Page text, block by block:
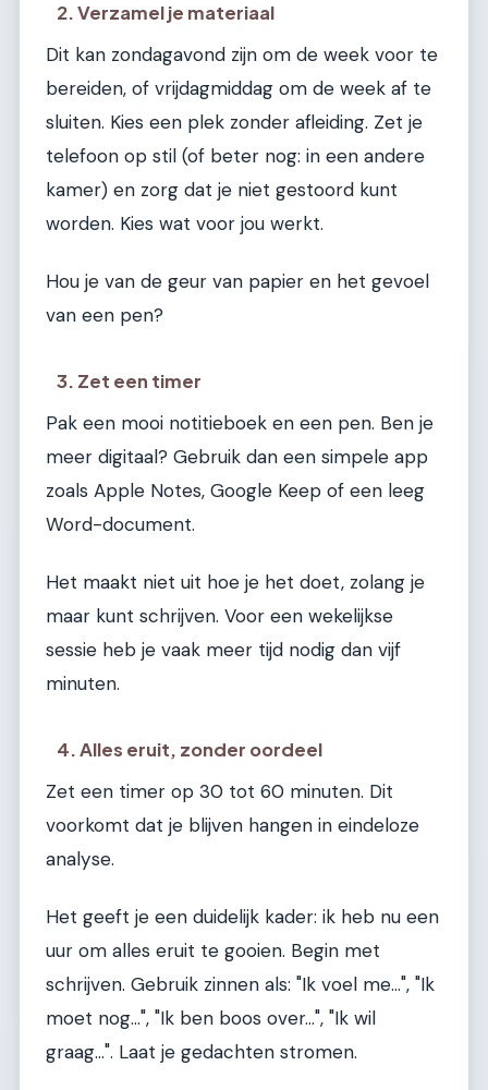
2. Verzamel je materiaal
Dit kan zondagavond zijn om de week voor te
bereiden, of vrijdagmiddag om de week af te
sluiten. Kies een plek zonder afleiding. Zet je
telefoon op stil (of beter nog: in een andere
kamer) en zorg dat je niet gestoord kunt
worden. Kies wat voor jou werkt.
Hou je van de geur van papier en het gevoel
van een pen?
3. Zet een timer
Pak een mooi notitieboek en een pen. Ben je
meer digitaal? Gebruik dan een simpele app
zoals Apple Notes, Google Keep of een leeg
Word-document.
Het maakt niet uit hoe je het doet, zolang je
maar kunt schrijven. Voor een wekelijkse
sessie heb je vaak meer tijd nodig dan vijf
minuten.
4. Alles eruit, zonder oordeel
Zet een timer op 30 tot 60 minuten. Dit
voorkomt dat je blijven hangen in eindeloze
analyse.
Het geeft je een duidelijk kader: ik heb nu een
uur om alles eruit te gooien. Begin met
schrijven. Gebruik zinnen als: "Ik voel me...", "Ik
moet nog...", "Ik ben boos over...", "Ik wil
graag...". Laat je gedachten stromen.